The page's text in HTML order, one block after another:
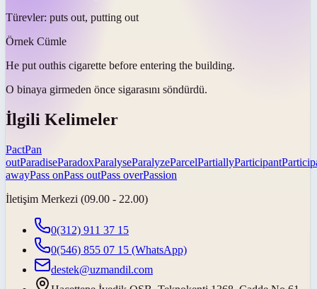
Türevler: puts out, putting out
Örnek Cümle
He put outhis cigarette before entering the building.
O binaya girmeden önce sigarasını söndürdü.
İlgili Kelimeler
PactPan
outParadiseParadoxParalyseParalyzeParcelPartiallyParticipant
awayPass onPass outPass overPassion
İletişim Merkezi (09.00 - 22.00)
0(312) 911 37 15
0(546) 855 07 15 (WhatsApp)
destek@uzmandil.com